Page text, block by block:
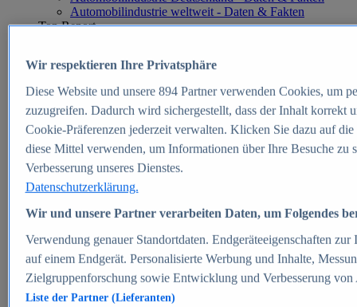
Automobilindustrie weltweit - Daten & Fakten
Top Report
Zum Report
E-commerce
Beliebte Statistiken
Aktuelle Statistiken
E-Commerce - Entwicklung des Umsatzes in
Deutschland 1999-2025
Umsatz von Amazon in Deutschland und weltweit
2010-2025
B2C-E-Commerce: Top-50 Online Shops in
Deutschland 2024
Marktanteile von Online-Zahlungsverfahren in
Deutschland 2024
Umsatzstarke Warengruppen im Online-Handel in
Deutschland 2023-2025
Wir respektieren Ihre Privatsphäre
Diese Website und unsere 894Partner verwenden Cookies, um
zuzugreifen. Dadurch wird sichergestellt, dass der Inhalt korrekt
Cookie-Präferenzen jederzeit verwalten. Klicken Sie dazu auf
diese Mittel verwenden, um Informationen über Ihre Besuche
Verbesserung unseres Dienstes.
Datenschutzerklärung.
Wir und unsere Partner verarbeiten Daten, um Folgendes
Verwendung genauer Standortdaten. Endgeräteeigenschaften
auf einem Endgerät. Personalisierte Werbung und Inhalte,
Zielgruppenforschung sowie Entwicklung und Verbesserung von
Liste der Partner (Lieferanten)